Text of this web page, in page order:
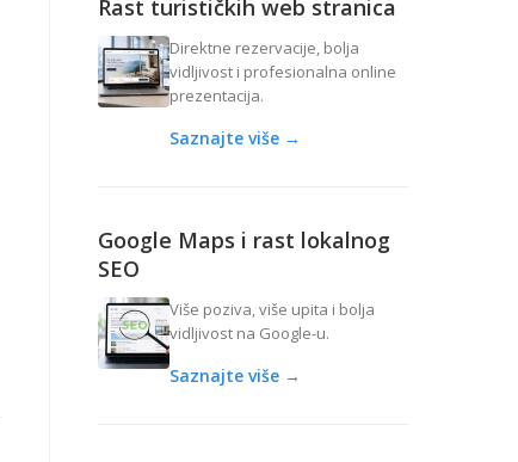
Rast turističkih web stranica
Direktne rezervacije, bolja
vidljivost i profesionalna online
prezentacija.
Saznajte više →
Google Maps i rast lokalnog
SEO
Više poziva, više upita i bolja
vidljivost na Google-u.
Saznajte više →